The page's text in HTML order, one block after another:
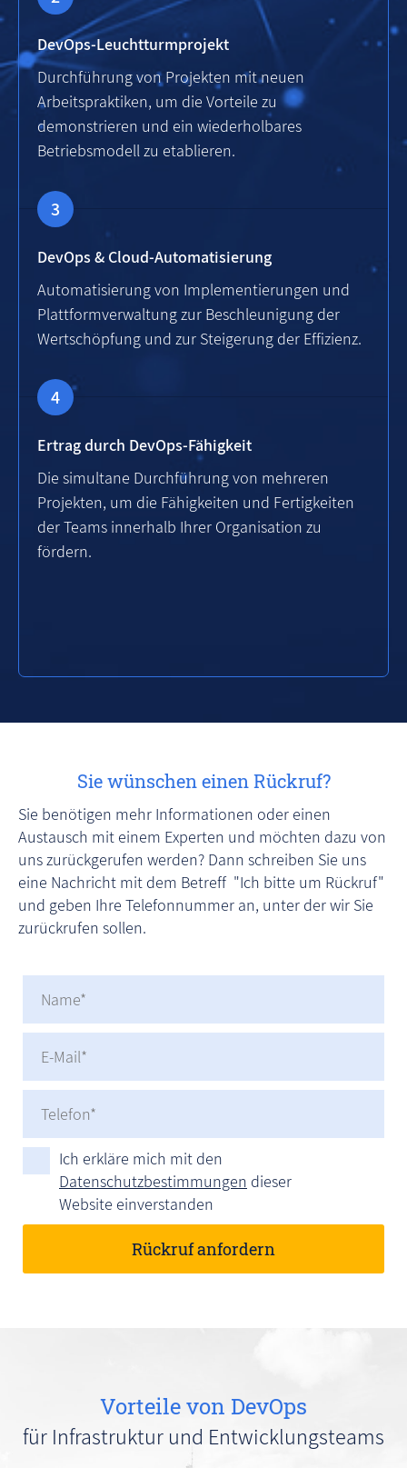
DevOps-Leuchtturmprojekt
Durchführung von Projekten mit neuen
Arbeitspraktiken, um die Vorteile zu
demonstrieren und ein wiederholbares
Betriebsmodell zu etablieren.
DevOps & Cloud-Automatisierung
Automatisierung von Implementierungen und
Plattformverwaltung zur Beschleunigung der
Wertschöpfung und zur Steigerung der Effizienz.
Ertrag durch DevOps-Fähigkeit
Die simultane Durchführung von mehreren
Projekten, um die Fähigkeiten und Fertigkeiten
der Teams innerhalb Ihrer Organisation zu
fördern.
Sie wünschen einen Rückruf?
Sie benötigen mehr Informationen oder einen
Austausch mit einem Experten und möchten dazu von
uns zurückgerufen werden? Dann schreiben Sie uns
eine Nachricht mit dem Betreff "Ich bitte um Rückruf"
und geben Ihre Telefonnummer an, unter der wir Sie
zurückrufen sollen.
Ich erkläre mich mit den
Datenschutzbestimmungen dieser
Website einverstanden
Vorteile von DevOps
für Infrastruktur und Entwicklungsteams